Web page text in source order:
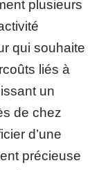
plusieurs
qui souhaite
liés à
un
de chez
d’une
précieuse